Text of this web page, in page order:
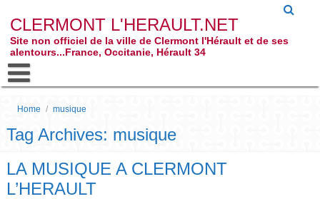
CLERMONT L'HERAULT.NET
Site non officiel de la ville de Clermont l'Hérault et de ses
alentours...France, Occitanie, Hérault 34
Home / musique
Tag Archives: musique
LA MUSIQUE A CLERMONT
L’HERAULT